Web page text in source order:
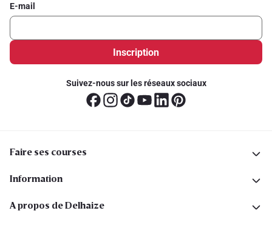
E-mail
Inscription
Suivez-nous sur les réseaux sociaux
Faire ses courses
Information
A propos de Delhaize